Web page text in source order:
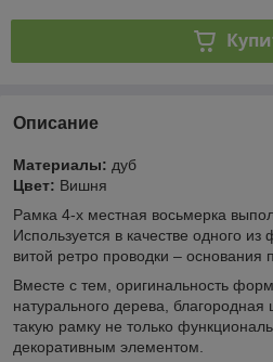
Описание
Материалы: дуб
Цвет: Вишня
Рамка 4-х местная восьмерка
Используется в качестве одного
витой ретро проводки – основания
Вместе с тем, оригинальность
натурального дерева,
такую рамку не только
декоративным элементом.